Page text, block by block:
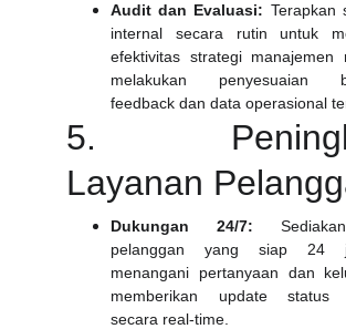
Audit dan Evaluasi: Terapkan
internal secara rutin untuk
efektivitas strategi manajemen
melakukan penyesuaian
feedback dan data operasional
5.
Layanan
Dukungan 24/7:
pelanggan yang siap 24
menangani pertanyaan dan
memberikan update status
secara real-time.